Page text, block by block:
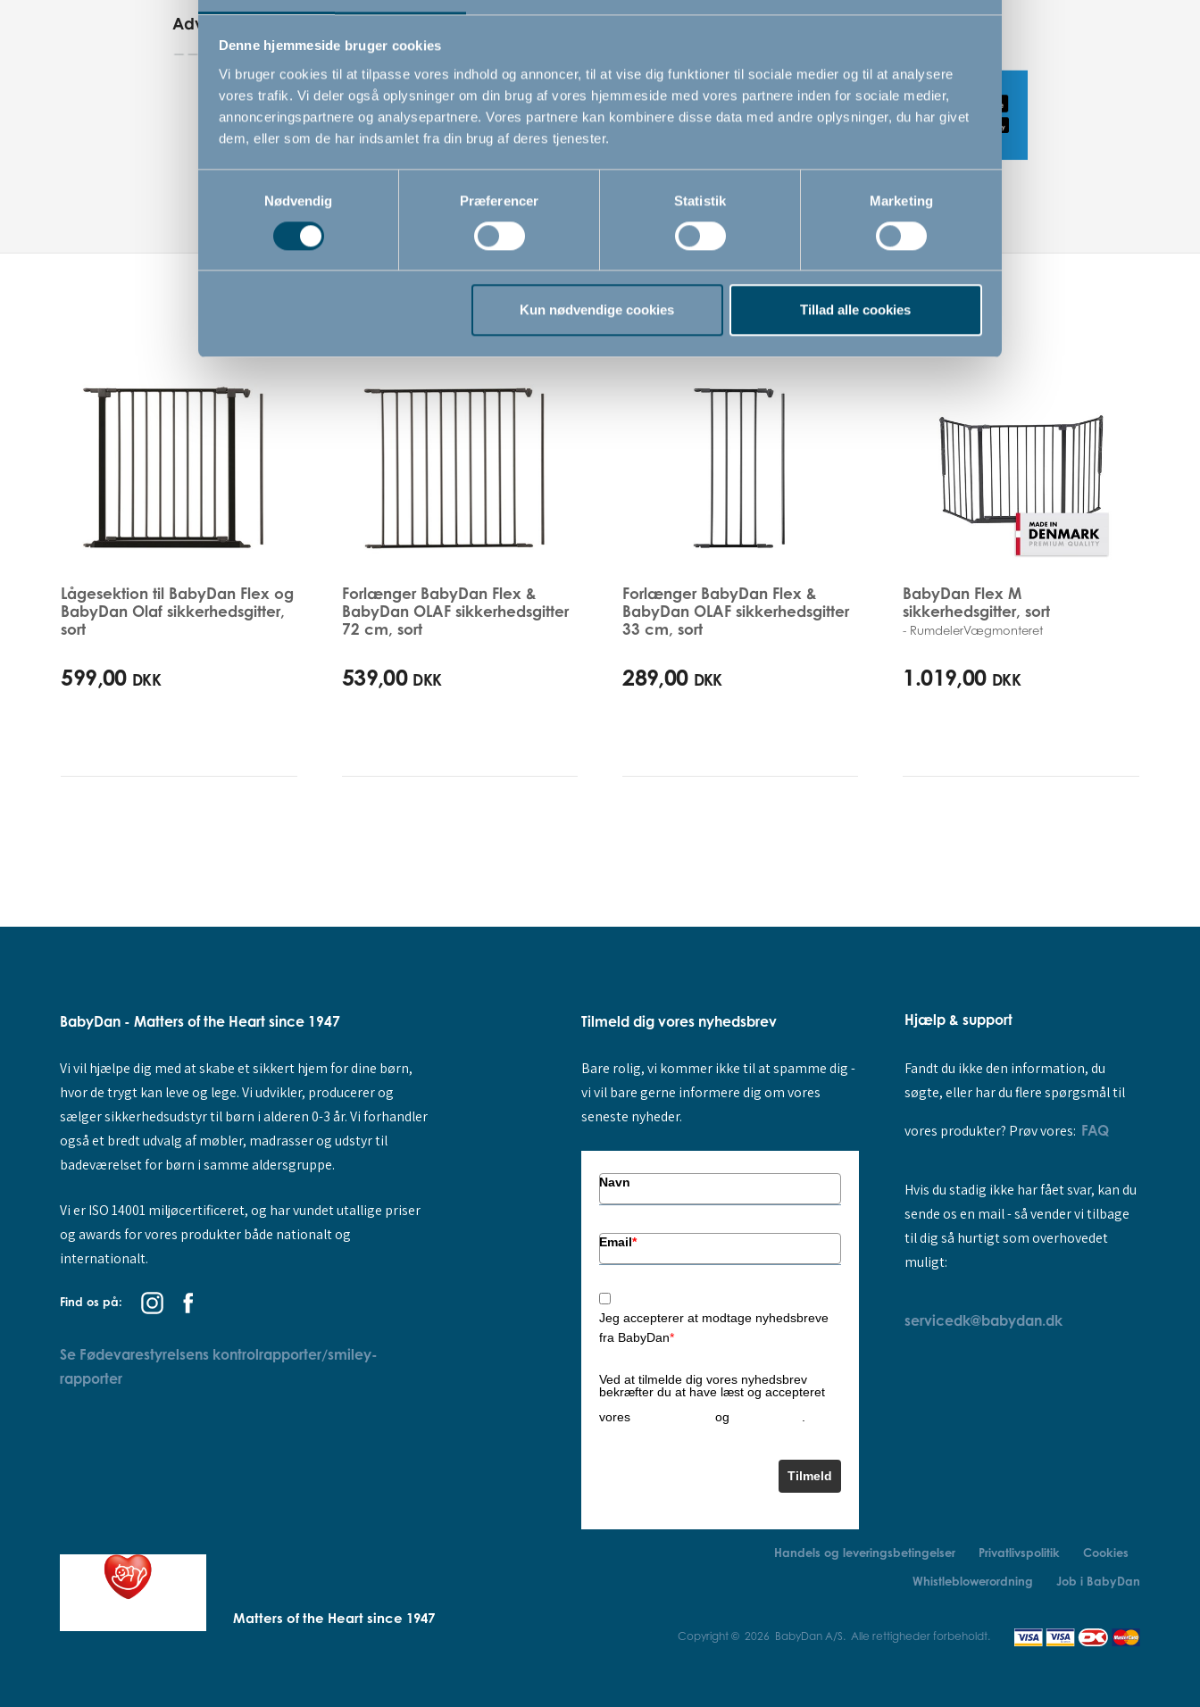
Denne hjemmeside bruger cookies
Vi bruger cookies til at tilpasse vores indhold og annoncer, til at vise dig funktioner til sociale medier og til at analysere
vores trafik. Vi deler også oplysninger om din brug af vores hjemmeside med vores partnere inden for sociale medier,
annonceringspartnere og analysepartnere. Vores partnere kan kombinere disse data med andre oplysninger, du har givet
dem, eller som de har indsamlet fra din brug af deres tjenester.
Nødvendig
Præferencer Statistik Marketing
Kun nødvendige cookies Tillad alle cookies
Advarsler
Relaterede produkter
Lågesektion til BabyDan Flex og
BabyDan Olaf sikkerhedsgitter,
sort
599,00 DKK
Forlænger BabyDan Flex &
BabyDan OLAF sikkerhedsgitter
72 cm, sort
539,00 DKK
Forlænger BabyDan Flex &
BabyDan OLAF sikkerhedsgitter
33 cm, sort
289,00 DKK
BabyDan Flex M
sikkerhedsgitter, sort
- RumdelerVægmonteret
1.019,00 DKK
BabyDan - Matters of the Heart since 1947
Vi vil hjælpe dig med at skabe et sikkert hjem for dine børn,
hvor de trygt kan leve og lege. Vi udvikler, producerer og
sælger sikkerhedsudstyr til børn i alderen 0-3 år. Vi forhandler
også et bredt udvalg af møbler, madrasser og udstyr til
badeværelset for børn i samme aldersgruppe.
Vi er ISO 14001 miljøcertificeret, og har vundet utallige priser
og awards for vores produkter både nationalt og
internationalt.
Find os på:
Se Fødevarestyrelsens kontrolrapporter/smiley-
rapporter
Tilmeld dig vores nyhedsbrev
Bare rolig, vi kommer ikke til at spamme dig -
vi vil bare gerne informere dig om vores
seneste nyheder.
Navn
Email*
Jeg accepterer at modtage nyhedsbreve
fra BabyDan*
Ved at tilmelde dig vores nyhedsbrev
bekræfter du at have læst og accepteret
vores
og
Tilmeld
Hjælp & support
Fandt du ikke den information, du
søgte, eller har du flere spørgsmål til
vores produkter? Prøv vores: FAQ
Hvis du stadig ikke har fået svar, kan du
sende os en mail - så vender vi tilbage
til dig så hurtigt som overhovedet
muligt:
servicedk@babydan.dk
Matters of the Heart since 1947
Handels og leveringsbetingelser Privatlivspolitik
Cookies
Whistleblowerordning
Job i BabyDan
Copyright © 2026 BabyDan A/S. Alle rettigheder forbeholdt.